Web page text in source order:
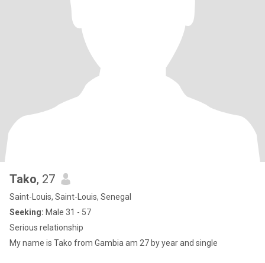
Tako, 27
Saint-Louis, Saint-Louis, Senegal
Seeking: Male 31 - 57
Serious relationship
My name is Tako from Gambia am 27 by year and single